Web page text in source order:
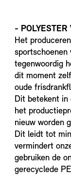
- POLYESTER
Het
sportschoenen
tegenwoordig
dit moment
oude
Dit betekent
het
nieuw worden
Dit leidt tot
vermindert
gebruiken de
gerecyclede